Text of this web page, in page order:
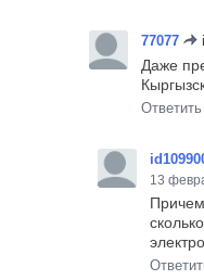
77077
Даже
Ответить
13